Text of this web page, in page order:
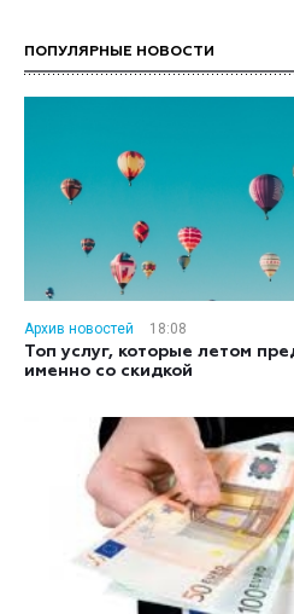
ПОПУЛЯРНЫЕ НОВОСТИ
Архив новостей
18:08
Топ услуг, которые летом
именно со скидкой